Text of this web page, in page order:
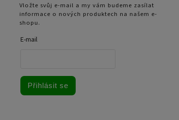
Vložte svůj e-mail a my vám budeme zasílat
informace o nových produktech na našem e-
shopu.
E-mail
Přihlásit se